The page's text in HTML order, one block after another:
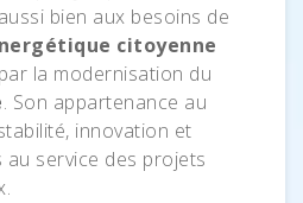
bien aux besoins de
citoyenne
la modernisation du
. Son appartenance au
innovation et
service des projets